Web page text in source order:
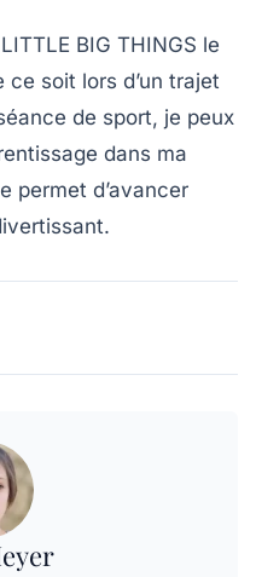
BIG THINGS le
soit lors d’un trajet
de sport, je peux
dans ma
permet d’avancer